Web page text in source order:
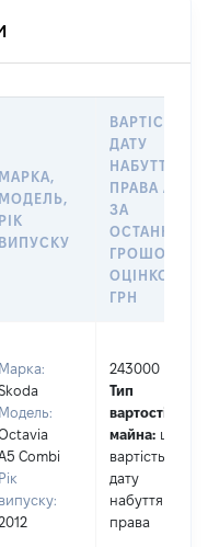
МАРКА,
МОДЕЛЬ,
РІК
ВИПУСКУ
ВАРТІСТЬ НА
ДАТУ
НАБУТТЯ
ПРАВА АБО
ЗА
ГРОШОВОЮ
ОЦІНКОЮ,
ГРН
Марка:
Модель:
Combi
Рік
випуску:
243000
Тип
вартості
майна: це
вартість на
дату
набуття
права